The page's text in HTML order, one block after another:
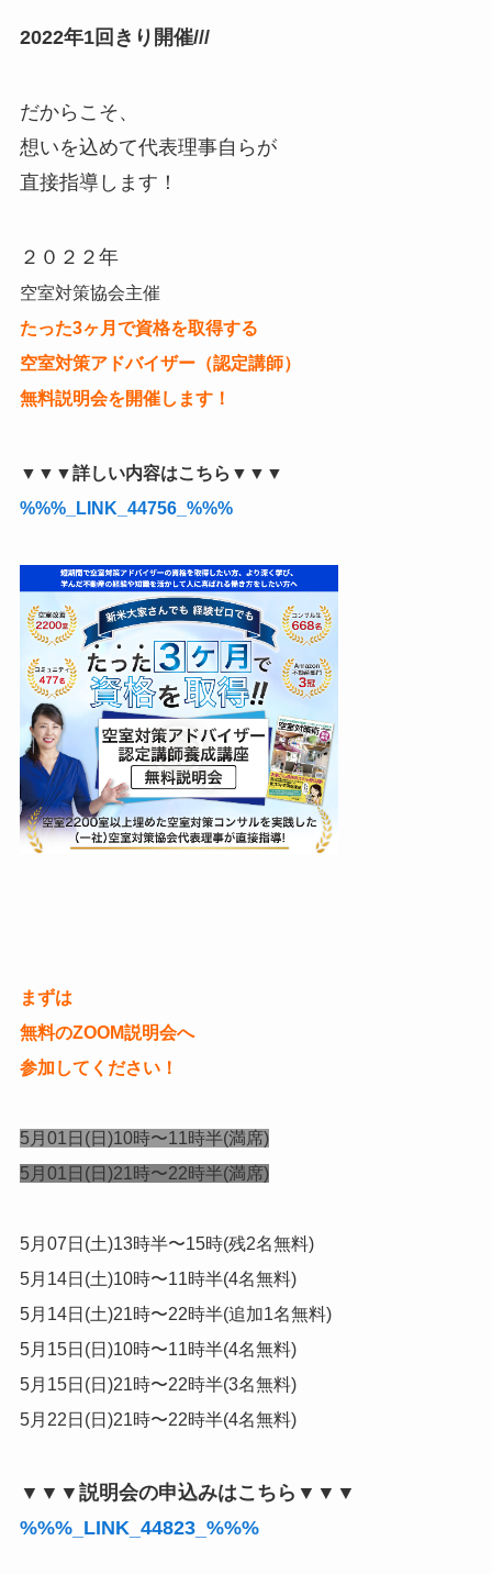
2022年1回きり開催///
だからこそ、
想いを込めて代表理事自らが
直接指導します！
２０２２年
空室対策協会主催
たった3ヶ月で資格を取得する
空室対策アドバイザー（認定講師）
無料説明会を開催します！
▼▼▼詳しい内容はこちら▼▼▼
%%%_LINK_44756_%%%
まずは
無料のZOOM説明会へ
参加してください！
5月01日(日)10時〜11時半(満席)
5月01日(日)21時〜22時半(満席)
5月07日(土)13時半〜15時(残2名無料)
5月14日(土)10時〜11時半(4名無料)
5月14日(土)21時〜22時半(追加1名無料)
5月15日(日)10時〜11時半(4名無料)
5月15日(日)21時〜22時半(3名無料)
5月22日(日)21時〜22時半(4名無料)
▼▼▼説明会の申込みはこちら▼▼▼
%%%_LINK_44823_%%%